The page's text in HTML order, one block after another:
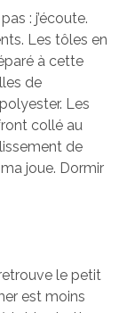
: j’écoute.
Les tôles en
à cette
de
Les
collé au
de
joue. Dormir
le petit
est moins